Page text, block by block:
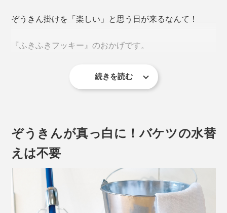
ぞうきん掛けを「楽しい」と思う日が来るなんて！
『ふきふきフッキー』のおかげです。
続きを読む
ぞうきんが真っ白に！バケツの水替
えは不要